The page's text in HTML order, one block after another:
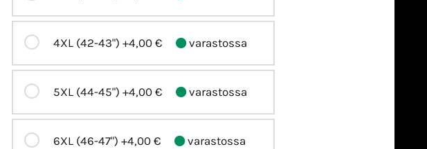
4XL (42-43") +4,00 € varastossa
5XL (44-45") +4,00 € varastossa
6XL (46-47") +4,00 € varastossa